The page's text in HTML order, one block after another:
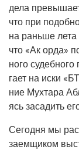
дела
что при
на рань­ше
что «Ак орда»
но­го
га­ет на иски
ние Мух­та­ра
ясь заса­дить
Сего­дня мы
заем­щи­ком